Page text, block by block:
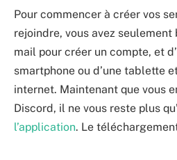
Pour commencer à créer vos
rejoindre, vous avez seulement
mail pour créer un compte, et
smartphone ou d’une tablette
internet. Maintenant que vous
Discord, il ne vous reste plus
l’application. Le